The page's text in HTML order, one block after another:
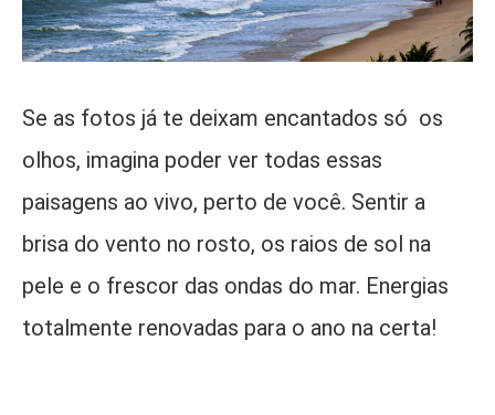
Se as fotos já te deixam encantados só os
olhos, imagina poder ver todas essas
paisagens ao vivo, perto de você. Sentir a
brisa do vento no rosto, os raios de sol na
pele e o frescor das ondas do mar. Energias
totalmente renovadas para o ano na certa!